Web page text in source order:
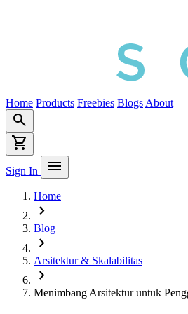
Home Products Freebies Blogs About
search
shopping_cart
Sign In menu
Home
chevron_right
Blog
chevron_right
Arsitektur & Skalabilitas
chevron_right
Menimbang Arsitektur untuk